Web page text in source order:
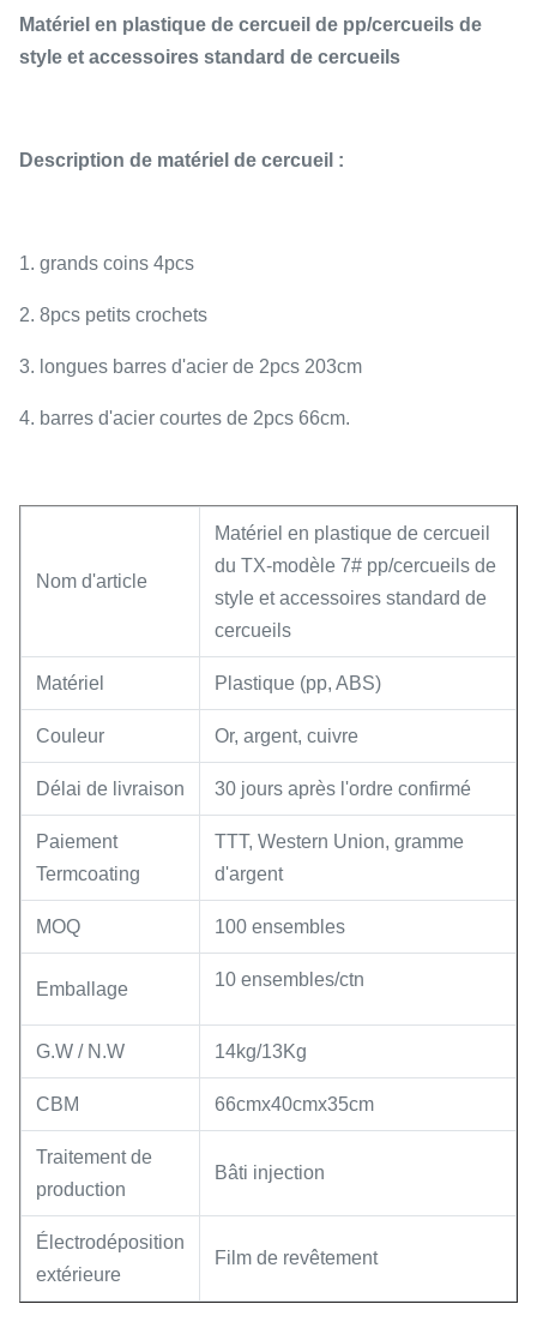
Matériel en plastique de cercueil de pp/cercueils de
style et accessoires standard de cercueils
Description de matériel de cercueil :
1. grands coins 4pcs
2. 8pcs petits crochets
3. longues barres d'acier de 2pcs 203cm
4. barres d'acier courtes de 2pcs 66cm.
Nom d'article
Matériel en plastique de cercueil
du TX-modèle 7# pp/cercueils de
style et accessoires standard de
cercueils
Matériel Plastique (pp, ABS)
Couleur Or, argent, cuivre
Délai de livraison 30 jours après l'ordre confirmé
Paiement
Termcoating
TTT, Western Union, gramme
d'argent
MOQ 100 ensembles
Emballage 10 ensembles/ctn
G.W / N.W 14kg/13Kg
CBM 66cmx40cmx35cm
Traitement de
production
Bâti injection
Électrodéposition
extérieure
Film de revêtement